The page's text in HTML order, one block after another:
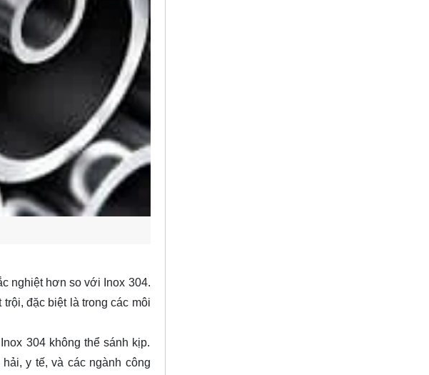
nghiệt hơn so với Inox 304.
đặc biệt là trong các môi
304 không thể sánh kịp.
y tế, và các ngành công